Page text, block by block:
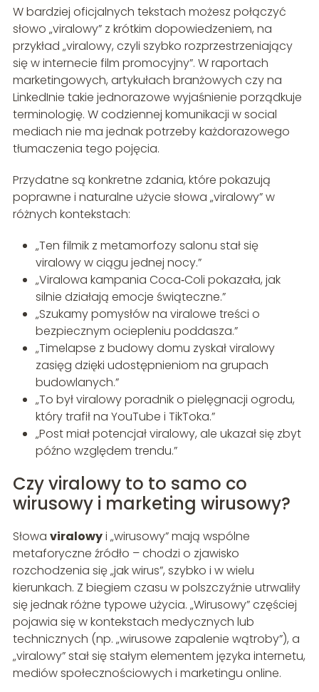
W bardziej oficjalnych tekstach możesz połączyć
słowo „viralowy” z krótkim dopowiedzeniem, na
przykład „viralowy, czyli szybko rozprzestrzeniający
się w internecie film promocyjny”. W raportach
marketingowych, artykułach branżowych czy na
LinkedInie takie jednorazowe wyjaśnienie porządkuje
terminologię. W codziennej komunikacji w social
mediach nie ma jednak potrzeby każdorazowego
tłumaczenia tego pojęcia.
Przydatne są konkretne zdania, które pokazują
poprawne i naturalne użycie słowa „viralowy” w
różnych kontekstach:
„Ten filmik z metamorfozy salonu stał się
viralowy w ciągu jednej nocy.”
„Viralowa kampania Coca‑Coli pokazała, jak
silnie działają emocje świąteczne.”
„Szukamy pomysłów na viralowe treści o
bezpiecznym ociepleniu poddasza.”
„Timelapse z budowy domu zyskał viralowy
zasięg dzięki udostępnieniom na grupach
budowlanych.”
„To był viralowy poradnik o pielęgnacji ogrodu,
który trafił na YouTube i TikToka.”
„Post miał potencjał viralowy, ale ukazał się zbyt
późno względem trendu.”
Czy viralowy to to samo co
wirusowy i marketing wirusowy?
Słowa viralowyi „wirusowy” mają wspólne
metaforyczne źródło – chodzi o zjawisko
rozchodzenia się „jak wirus”, szybko i w wielu
kierunkach. Z biegiem czasu w polszczyźnie utrwaliły
się jednak różne typowe użycia. „Wirusowy” częściej
pojawia się w kontekstach medycznych lub
technicznych (np. „wirusowe zapalenie wątroby”), a
„viralowy” stał się stałym elementem języka internetu,
mediów społecznościowych i marketingu online.